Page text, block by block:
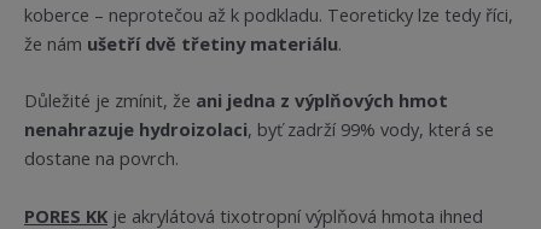
koberce – neprotečou až k podkladu. Teoreticky lze tedy říci,
že nám ušetří dvě třetiny materiálu.
Důležité je zmínit, že ani jedna z výplňových hmot
nenahrazuje hydroizolaci, byť zadrží 99% vody, která se
dostane na povrch.
PORES KK je akrylátová tixotropní výplňová hmota ihned